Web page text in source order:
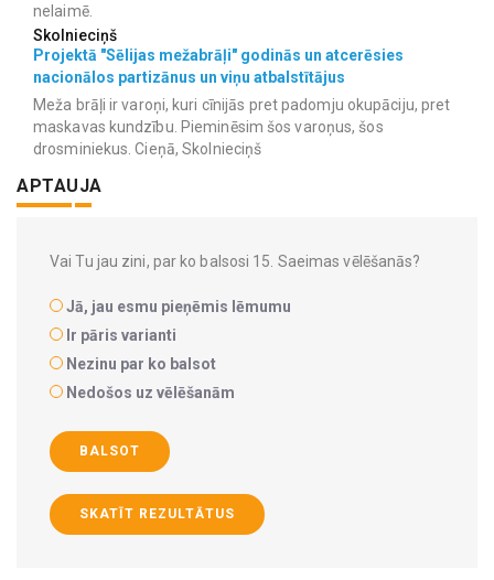
nelaimē.
Skolnieciņš
Projektā "Sēlijas mežabrāļi" godinās un atcerēsies
nacionālos partizānus un viņu atbalstītājus
Meža brāļi ir varoņi, kuri cīnijās pret padomju okupāciju, pret
maskavas kundzību. Pieminēsim šos varoņus, šos
drosminiekus. Cieņā, Skolnieciņš
APTAUJA
Vai Tu jau zini, par ko balsosi 15. Saeimas vēlēšanās?
Jā, jau esmu pieņēmis lēmumu
Ir pāris varianti
Nezinu par ko balsot
Nedošos uz vēlēšanām
BALSOT
SKATĪT REZULTĀTUS